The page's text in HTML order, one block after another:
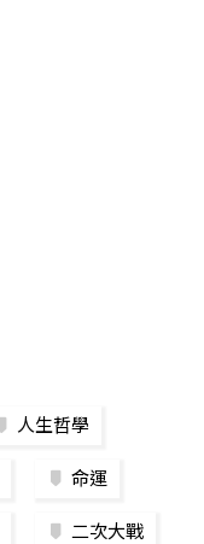
人生哲學
命運
二次大戰